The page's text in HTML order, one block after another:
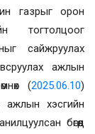
газрыг орон
тогтолцоог
сайжруулах
ажлын
(2025.06.10)
ажлын хэсгийн
бөгөөд